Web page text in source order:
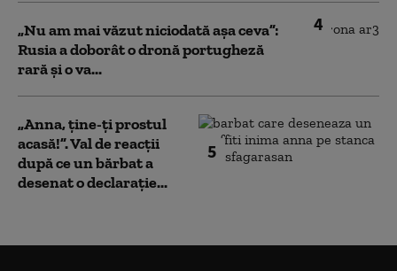
4
„Nu am mai văzut niciodată așa ceva”:
Rusia a doborât o dronă portugheză
rară și o va...
5
„Anna, ţine-ţi prostul
acasă!”. Val de reacții
după ce un bărbat a
desenat o declarație...